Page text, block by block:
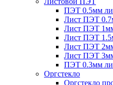
ПЭТ 0.5мм
Лист ПЭТ
Лист ПЭТ
Лист ПЭТ
Лист ПЭТ
Лист ПЭТ
ПЭТ 0.3мм
Оргстекло
Оргстекло